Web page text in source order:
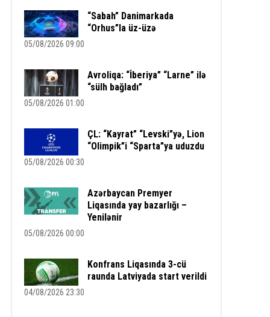
“Sabah” Danimarkada
“Orhus”la üz-üzə
05/08/2026 09:00
Avroliqa: “İberiya” “Larne” ilə
“sülh bağladı”
05/08/2026 01:00
ÇL: “Kayrat” “Levski”yə, Lion
“Olimpik”i “Sparta”ya uduzdu
05/08/2026 00:30
Azərbaycan Premyer
Liqasında yay bazarlığı –
Yenilənir
05/08/2026 00:00
Konfrans Liqasında 3-cü
raunda Latviyada start verildi
04/08/2026 23:30